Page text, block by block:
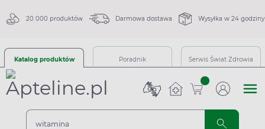
20 000 produktów Darmowa dostawa Wysyłka w 24 godziny
Katalog produktów Poradnik Serwis Świat Zdrowia
sztuk